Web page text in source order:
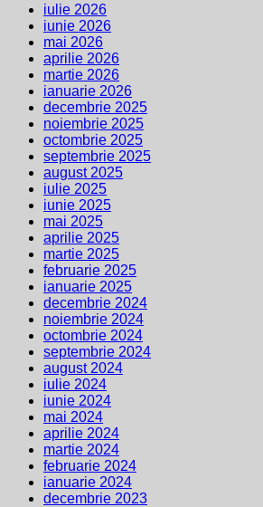
iulie 2026
iunie 2026
mai 2026
aprilie 2026
martie 2026
ianuarie 2026
decembrie 2025
noiembrie 2025
octombrie 2025
septembrie 2025
august 2025
iulie 2025
iunie 2025
mai 2025
aprilie 2025
martie 2025
februarie 2025
ianuarie 2025
decembrie 2024
noiembrie 2024
octombrie 2024
septembrie 2024
august 2024
iulie 2024
iunie 2024
mai 2024
aprilie 2024
martie 2024
februarie 2024
ianuarie 2024
decembrie 2023